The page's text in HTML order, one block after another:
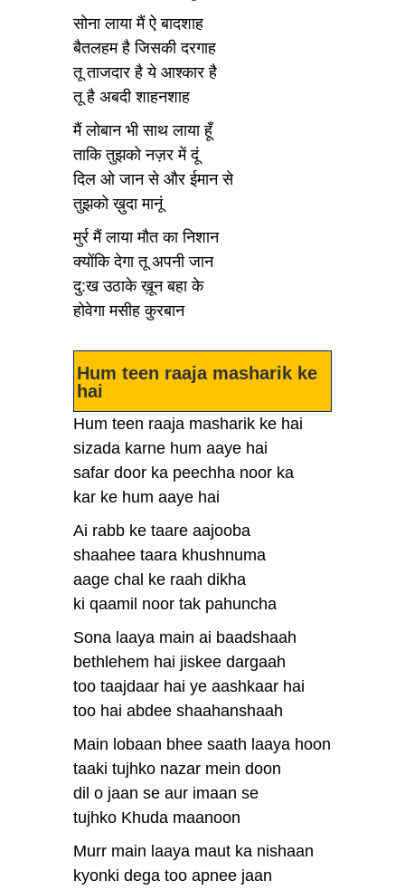
सोना लाया मैं ऐ बादशाह
बैतलहम है जिसकी दरगाह
तू ताजदार है ये आश्कार है
तू है अबदी शाहनशाह
मैं लोबान भी साथ लाया हूँ
ताकि तुझको नज़र में दूं
दिल ओ जान से और ईमान से
तुझको ख़ुदा मानूं
मुर्र मैं लाया मौत का निशान
क्योंकि देगा तू अपनी जान
दु:ख उठाके ख़ून बहा के
होवेगा मसीह कुरबान
Hum teen raaja masharik ke
hai
Hum teen raaja masharik ke hai
sizada karne hum aaye hai
safar door ka peechha noor ka
kar ke hum aaye hai
Ai rabb ke taare aajooba
shaahee taara khushnuma
aage chal ke raah dikha
ki qaamil noor tak pahuncha
Sona laaya main ai baadshaah
bethlehem hai jiskee dargaah
too taajdaar hai ye aashkaar hai
too hai abdee shaahanshaah
Main lobaan bhee saath laaya hoon
taaki tujhko nazar mein doon
dil o jaan se aur imaan se
tujhko Khuda maanoon
Murr main laaya maut ka nishaan
kyonki dega too apnee jaan